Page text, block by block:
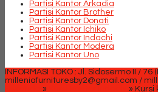
Partisi Kantor Arkadia
Partisi Kantor Brother
Partisi Kantor Donati
Partisi Kantor Ichiko
Partisi Kantor Indachi
Partisi Kantor Modera
Partisi Kantor Uno
INFORMASI TOKO : Jl. Sidosermo II /
milleniafurnituresby2@gmail.com /
» » Kursi